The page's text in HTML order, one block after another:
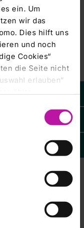
ein. Um
wir das
Dies hilft uns
und noch
Cookies“
die Seite nicht
erlauben“
Sie können
Ihre
Dealings |